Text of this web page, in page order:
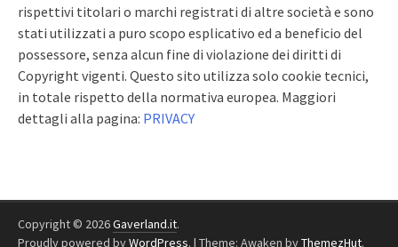
rispettivi titolari o marchi registrati di altre società e sono
stati utilizzati a puro scopo esplicativo ed a beneficio del
possessore, senza alcun fine di violazione dei diritti di
Copyright vigenti. Questo sito utilizza solo cookie tecnici,
in totale rispetto della normativa europea. Maggiori
dettagli alla pagina: PRIVACY
Copyright © 2026Gaverland.it.
Proudly powered byWordPress. | Theme: Awaken byThemezHut.